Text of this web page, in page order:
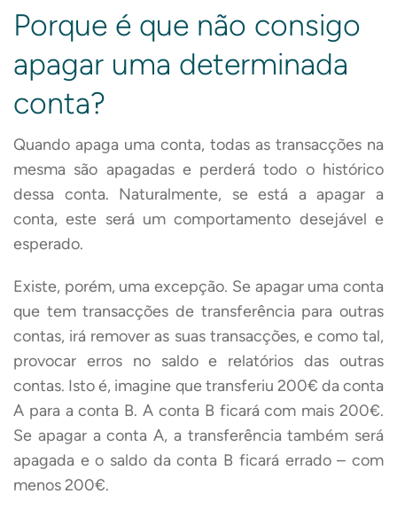
Porque é que não consigo
apagar uma determinada
conta?
Quando apaga uma conta, todas as transacções na
mesma são apagadas e perderá todo o histórico
dessa conta. Naturalmente, se está a apagar a
conta, este será um comportamento desejável e
esperado.
Existe, porém, uma excepção. Se apagar uma conta
que tem transacções de transferência para outras
contas, irá remover as suas transacções, e como tal,
provocar erros no saldo e relatórios das outras
contas. Isto é, imagine que transferiu 200€ da conta
A para a conta B. A conta B ficará com mais 200€.
Se apagar a conta A, a transferência também será
apagada e o saldo da conta B ficará errado – com
menos 200€.